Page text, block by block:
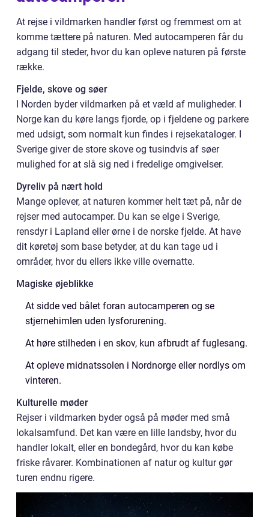
At rejse i vildmarken handler først og fremmest om at
komme tættere på naturen. Med autocamperen får du
adgang til steder, hvor du kan opleve naturen på første
række.
Fjelde, skove og søer
I Norden byder vildmarken på et væld af muligheder. I
Norge kan du køre langs fjorde, op i fjeldene og parkere
med udsigt, som normalt kun findes i rejsekataloger. I
Sverige giver de store skove og tusindvis af søer
mulighed for at slå sig ned i fredelige omgivelser.
Dyreliv på nært hold
Mange oplever, at naturen kommer helt tæt på, når de
rejser med autocamper. Du kan se elge i Sverige,
rensdyr i Lapland eller ørne i de norske fjelde. At have
dit køretøj som base betyder, at du kan tage ud i
områder, hvor du ellers ikke ville overnatte.
Magiske øjeblikke
At sidde ved bålet foran autocamperen og se
stjernehimlen uden lysforurening.
At høre stilheden i en skov, kun afbrudt af fuglesang.
At opleve midnatssolen i Nordnorge eller nordlys om
vinteren.
Kulturelle møder
Rejser i vildmarken byder også på møder med små
lokalsamfund. Det kan være en lille landsby, hvor du
handler lokalt, eller en bondegård, hvor du kan købe
friske råvarer. Kombinationen af natur og kultur gør
turen endnu rigere.